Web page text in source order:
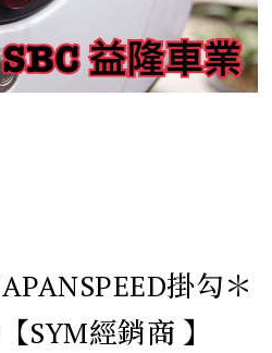
掛勾＊
SYM經銷商 】